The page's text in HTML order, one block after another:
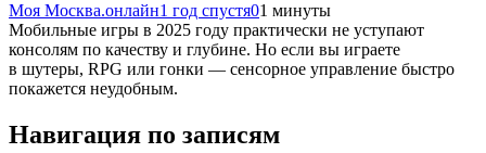
Моя Москва.онлайн1 год спустя01 минуты
Мобильные игры в 2025 году практически не уступают
консолям по качеству и глубине. Но если вы играете
в шутеры, RPG или гонки — сенсорное управление быстро
покажется неудобным.
Навигация по записям